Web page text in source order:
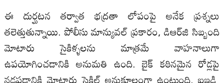
ఈ దుర్ఘటన తర్వాత భద్రతా లోపంపై అనేక ప్రశ్నలు
తలెత్తుతున్నాయి. పోలీసు మాన్యువల్ ప్రకారం, డిఆర్‌జి సిబ్బంది
మోటారు సైకిళ్ళలను మాత్రమే వాహనాలుగా
ఉపయోగించడానికి అనుమతి ఉంది. బైక్ కఠినమైన రోడ్లపై